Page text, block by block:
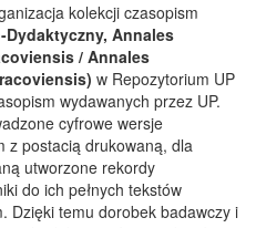
kolekcji czasopism
Annales
/ Annales
w Repozytorium UP
wydawanych przez UP.
cyfrowe wersje
z postacią drukowaną, dla
utworzone rekordy
do ich pełnych tekstów
Dzięki temu dorobek badawczy i